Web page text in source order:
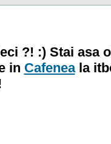
?! :) Stai asa
in Cafeneala